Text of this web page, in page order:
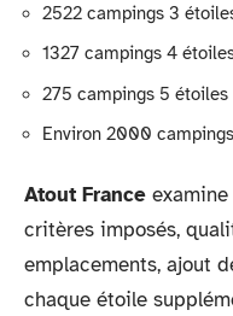
2522 campings 3
1327 campings 4
275 campings 5 étoiles
Environ 2000
Atout France
critères imposés,
emplacements, ajout
chaque étoile